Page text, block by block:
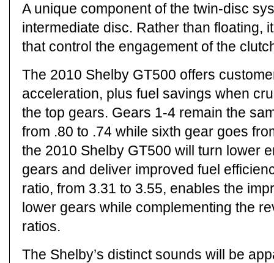
A unique component of the twin-disc
intermediate disc. Rather than floating,
that control the engagement of the
The 2010 Shelby GT500 offers
acceleration, plus fuel savings when
the top gears. Gears 1-4 remain the
from .80 to .74 while sixth gear goes
the 2010 Shelby GT500 will turn lower
gears and deliver improved fuel
ratio, from 3.31 to 3.55, enables the
lower gears while complementing the
ratios.
The Shelby’s distinct sounds will be